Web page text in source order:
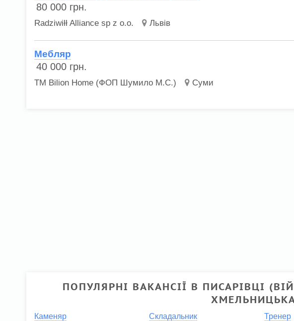
80 000 грн.
Radziwiłł Alliance sp z o.o. Львів
Мебляр
40 000 грн.
ТМ Bilion Home (ФОП Шумило М.С.) Суми
ПОПУЛЯРНІ ВАКАНСІЇ В ПИСАРІВЦІ
Каменяр Складальник Тренер